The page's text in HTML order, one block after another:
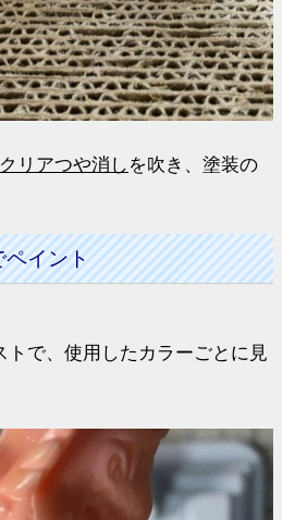
リアつや消し を吹き、塗装の
ペイント
で、使用したカラーごとに見